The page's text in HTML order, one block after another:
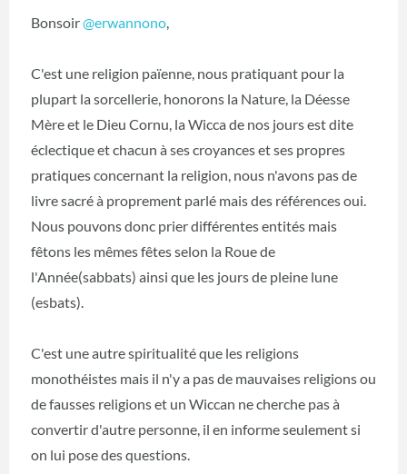
Bonsoir@erwannono
C'est une religion païenne, nous pratiquant pour la
plupart la sorcellerie, honorons la Nature, la Déesse
Mère et le Dieu Cornu, la Wicca de nos jours est dite
éclectique et chacun à ses croyances et ses propres
pratiques concernant la religion, nous n'avons pas de
livre sacré à proprement parlé mais des références oui.
Nous pouvons donc prier différentes entités mais
fêtons les mêmes fêtes selon la Roue de
l'Année(sabbats) ainsi que les jours de pleine lune
(esbats).
C'est une autre spiritualité que les religions
monothéistes mais il n'y a pas de mauvaises religions ou
de fausses religions et un Wiccan ne cherche pas à
convertir d'autre personne, il en informe seulement si
on lui pose des questions.